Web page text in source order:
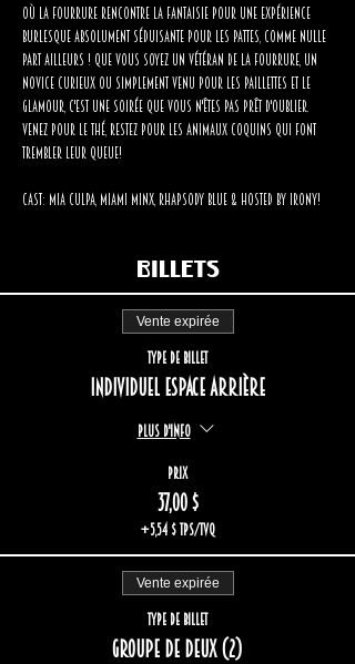
Où la fourrure rencontre la fantaisie pour une expérience
burlesque absolument séduisante pour les pattes, comme nulle
part ailleurs ! Que vous soyez un vétéran de la fourrure, un
novice curieux ou simplement venu pour les paillettes et le
glamour, c'est une soirée que vous n'êtes pas prêt d'oublier.
Venez pour le thé, restez pour les animaux coquins qui font
trembler leur queue!
Cast: Mia Culpa, Miami Minx, Rhapsody Blue & Hosted by Irony!
Billets
Vente expirée
Type de billet
Individuel espace arrière
Plus d'info
Prix
37,00 $
+5,54 $ TPS/TVQ
Vente expirée
Type de billet
Groupe de deux (2)